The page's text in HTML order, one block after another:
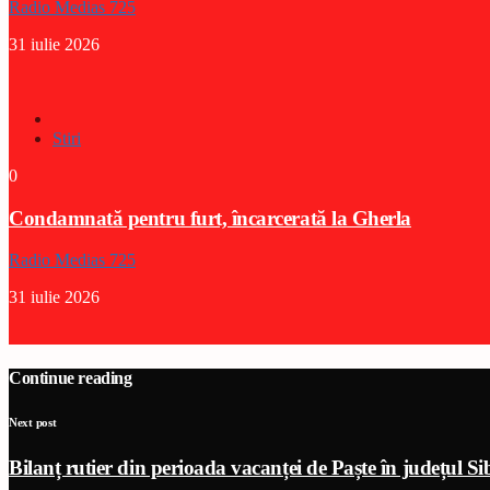
Radio Medias 725
31 iulie 2026
Stiri
0
Condamnată pentru furt, încarcerată la Gherla
Radio Medias 725
31 iulie 2026
Continue reading
Next post
Bilanț rutier din perioada vacanței de Paște în județul